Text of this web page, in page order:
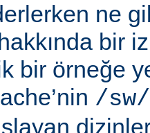
ne
bir
bir örneğe
/